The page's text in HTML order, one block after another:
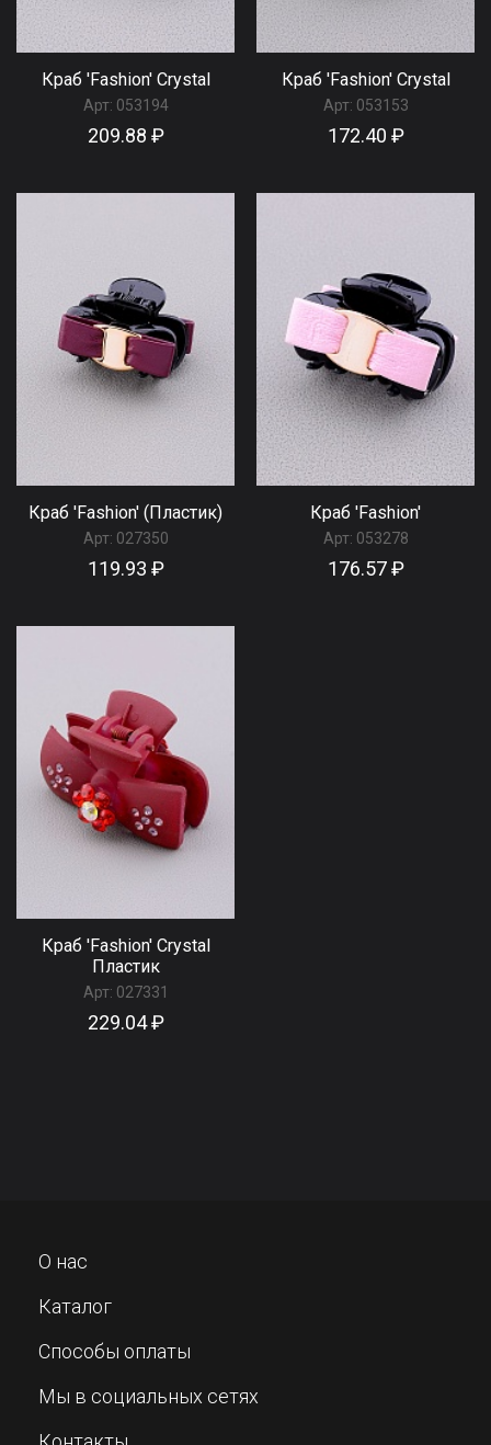
Краб 'Fashion' Сrystal
Арт: 053194
209.88 ₽
Краб 'Fashion' Сrystal
Арт: 053153
172.40 ₽
Краб 'Fashion' (Пластик)
Арт: 027350
119.93 ₽
Краб 'Fashion'
Арт: 053278
176.57 ₽
Краб 'Fashion' Сrystal
Пластик
Арт: 027331
229.04 ₽
О нас
Каталог
Способы оплаты
Мы в социальных сетях